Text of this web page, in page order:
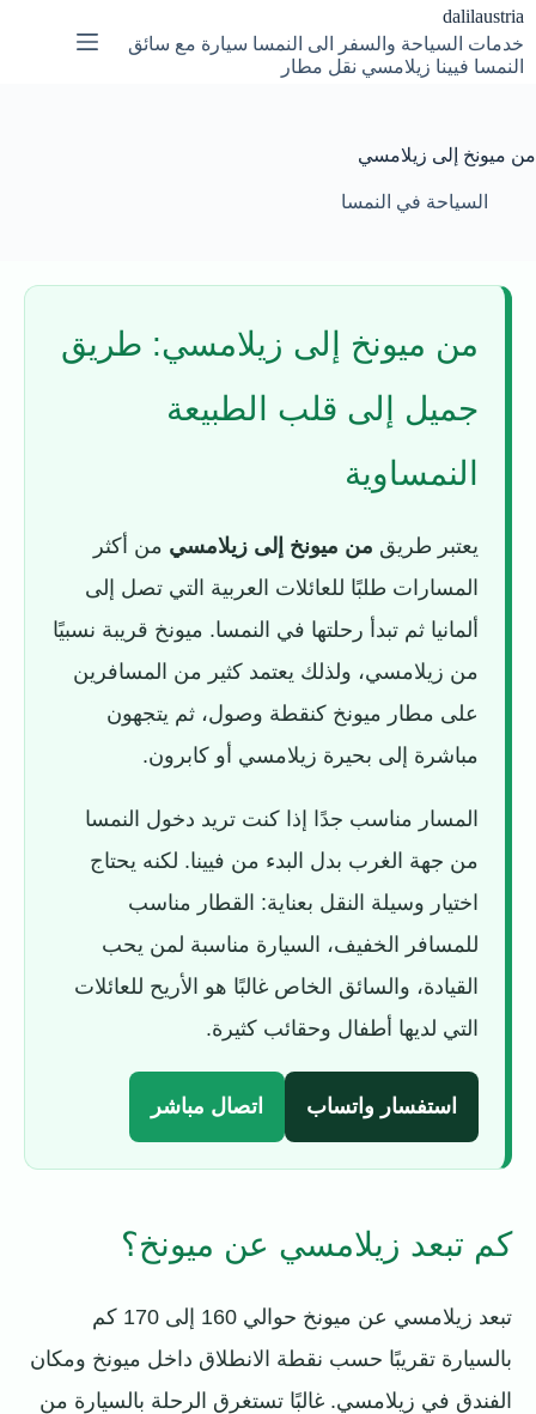
التجاوز
المحتوى
dalilaustria
خدمات السياحة والسفر الى النمسا سيارة مع سائق
النمسا فيينا زيلامسي نقل مطار
من ميونخ إلى زيلامسي
السياحة في النمسا
من ميونخ إلى زيلامسي: طريق
جميل إلى قلب الطبيعة
النمساوية
يعتبر طريق من ميونخ إلى زيلامسي من أكثر
المسارات طلبًا للعائلات العربية التي تصل إلى
ألمانيا ثم تبدأ رحلتها في النمسا. ميونخ قريبة نسبيًا
من زيلامسي، ولذلك يعتمد كثير من المسافرين
على مطار ميونخ كنقطة وصول، ثم يتجهون
مباشرة إلى بحيرة زيلامسي أو كابرون.
المسار مناسب جدًا إذا كنت تريد دخول النمسا
من جهة الغرب بدل البدء من فيينا. لكنه يحتاج
اختيار وسيلة النقل بعناية: القطار مناسب
للمسافر الخفيف، السيارة مناسبة لمن يحب
القيادة، والسائق الخاص غالبًا هو الأريح للعائلات
التي لديها أطفال وحقائب كثيرة.
استفسار واتساب اتصال مباشر
كم تبعد زيلامسي عن ميونخ؟
تبعد زيلامسي عن ميونخ حوالي 160 إلى 170 كم
بالسيارة تقريبًا حسب نقطة الانطلاق داخل ميونخ ومكان
الفندق في زيلامسي. غالبًا تستغرق الرحلة بالسيارة من